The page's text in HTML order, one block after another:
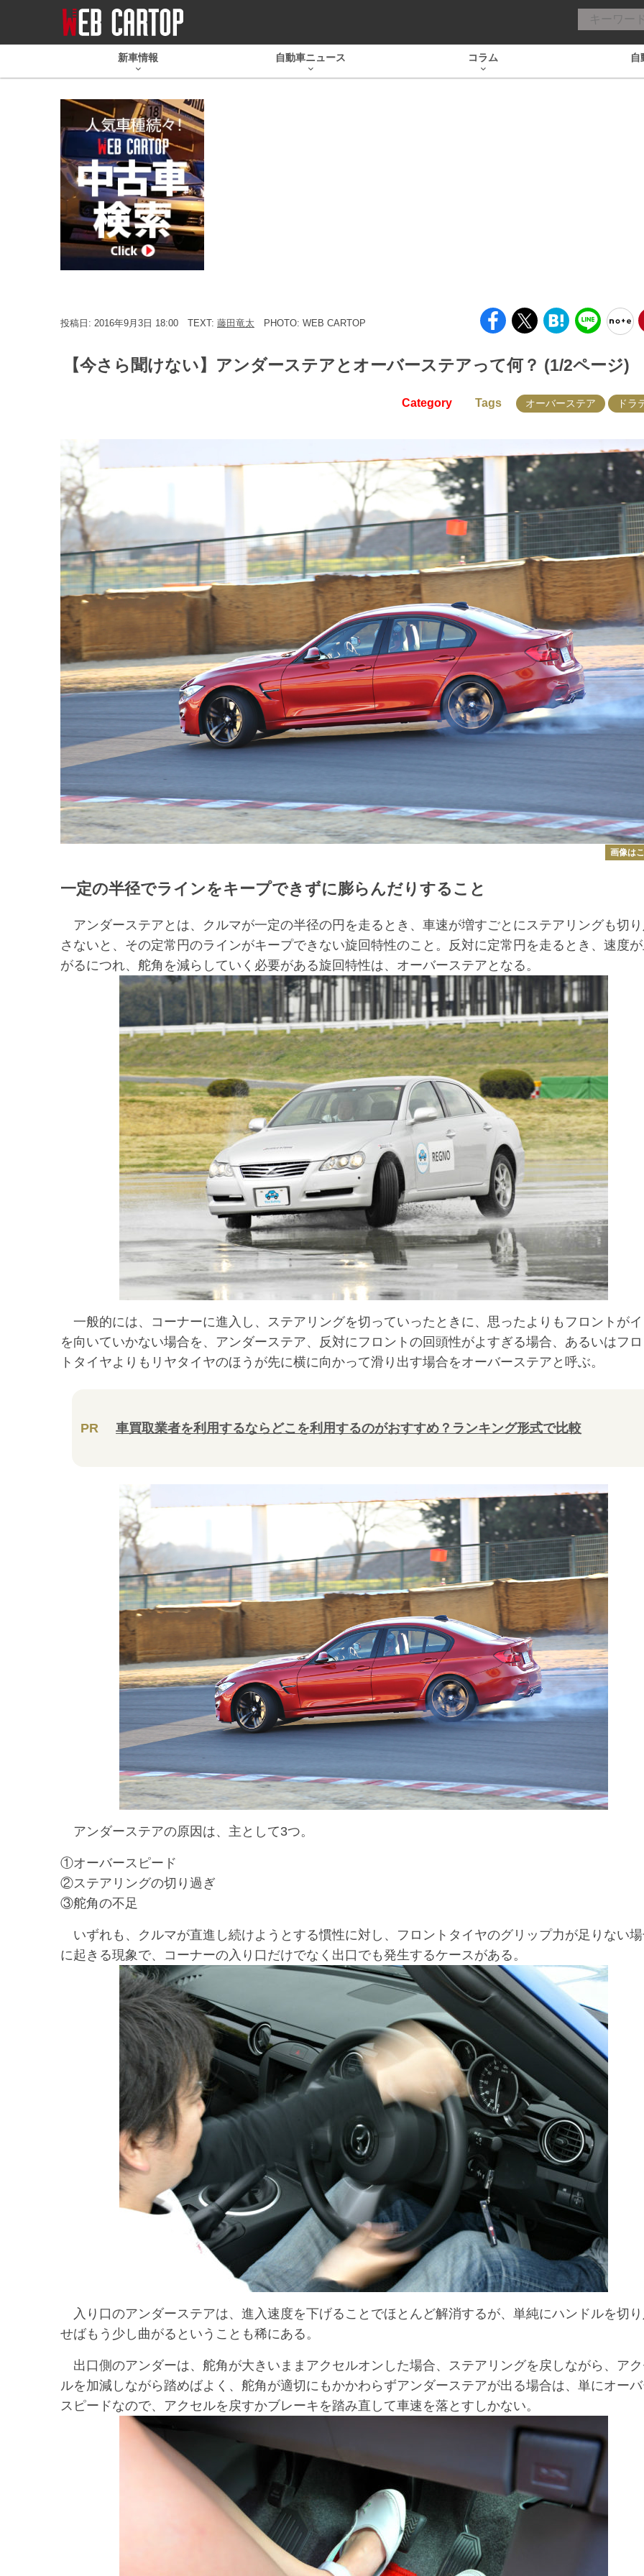
新車情報 自動車ニュース コラム 自
投稿日: 2016年9月3日 18:00 TEXT: 藤田竜太 PHOTO: WEB CARTOP
【今さら聞けない】アンダーステアとオーバーステアって何？ (1/2ページ)
Category Tags オーバーステア ドラ
画像は
一定の半径でラインをキープできずに膨らんだりすること
アンダーステアとは、クルマが一定の半径の円を走るとき、車速が増すごとにステアリングも切
さないと、その定常円のラインがキープできない旋回特性のこと。反対に定常円を走るとき、速度
がるにつれ、舵角を減らしていく必要がある旋回特性は、オーバーステアとなる。
一般的には、コーナーに進入し、ステアリングを切っていったときに、思ったよりもフロントが
を向いていかない場合を、アンダーステア、反対にフロントの回頭性がよすぎる場合、あるいはフ
トタイヤよりもリヤタイヤのほうが先に横に向かって滑り出す場合をオーバーステアと呼ぶ。
PR 車買取業者を利用するならどこを利用するのがおすすめ？ランキング形式で比較
アンダーステアの原因は、主として3つ。
①オーバースピード
②ステアリングの切り過ぎ
③舵角の不足
いずれも、クルマが直進し続けようとする慣性に対し、フロントタイヤのグリップ力が足りない
に起きる現象で、コーナーの入り口だけでなく出口でも発生するケースがある。
入り口のアンダーステアは、進入速度を下げることでほとんど解消するが、単純にハンドルを切
せばもう少し曲がるということも稀にある。
出口側のアンダーは、舵角が大きいままアクセルオンした場合、ステアリングを戻しながら、ア
ルを加減しながら踏めばよく、舵角が適切にもかかわらずアンダーステアが出る場合は、単にオー
スピードなので、アクセルを戻すかブレーキを踏み直して車速を落とすしかない。